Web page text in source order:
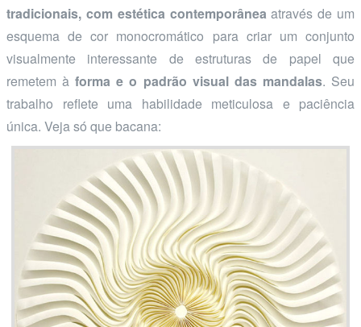
tradicionais, com estética contemporânea através de um
esquema de cor monocromático para criar um conjunto
visualmente interessante de estruturas de papel que
remetem àforma e o padrão visual das mandalas. Seu
trabalho reflete uma habilidade meticulosa e paciência
única. Veja só que bacana: